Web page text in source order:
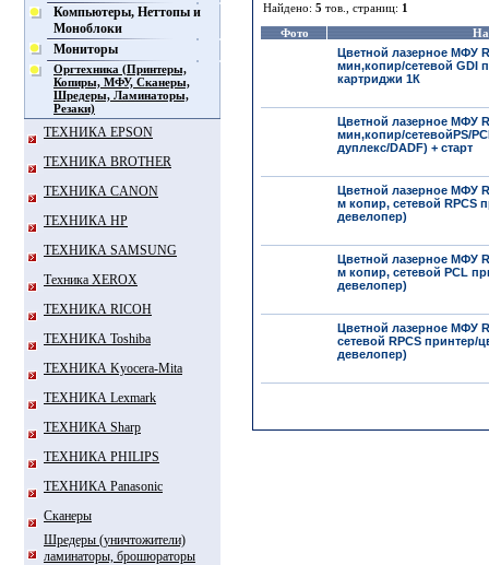
Компьютеры, Неттопы и
Моноблоки
Мониторы
Оргтехника (Принтеры,
Копиры, МФУ, Сканеры,
Шредеры, Ламинаторы,
Резаки)
ТЕХНИКА EPSON
ТЕХНИКА BROTHER
ТЕХНИКА CANON
ТЕХНИКА HP
ТЕХНИКА SAMSUNG
Техника XEROX
ТЕХНИКА RICOH
ТЕХНИКА Toshiba
ТЕХНИКА Kyocera-Mita
ТЕХНИКА Lexmark
ТЕХНИКА Sharp
ТЕХНИКА PHILIPS
ТЕХНИКА Panasonic
Сканеры
Шредеры (уничтожители)
ламинаторы, брошюраторы
Найдено: 5 тов., страниц: 1
Фото
Цветной лазерное МФУ
мин,копир/сетевой GDI
картриджи 1К
Цветной лазерное МФУ
мин,копир/сетевойPS/
дуплекс/DADF) + старт
Цветной лазерное МФУ
м копир, сетевой RPCS
девелопер)
Цветной лазерное МФУ
м копир, сетевой PCL
девелопер)
Цветной лазерное МФУ
сетевой RPCS принтер/
девелопер)